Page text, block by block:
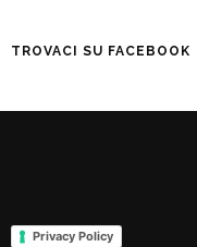
TROVACI SU FACEBOOK
Privacy Policy